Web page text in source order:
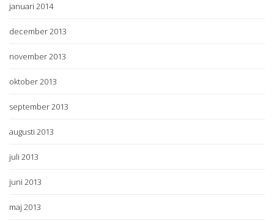
januari 2014
december 2013
november 2013
oktober 2013
september 2013
augusti 2013
juli 2013
juni 2013
maj 2013